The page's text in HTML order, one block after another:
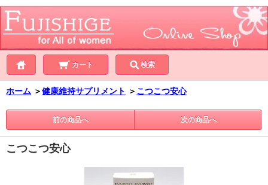
カート 検索
ホーム ＞健康維持サプリメント ＞ こつこつ安心
前の商品へ 次の商品へ
こつこつ安心